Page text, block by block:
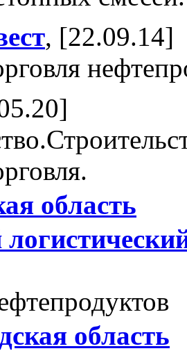
, [22.09.14]
область
область